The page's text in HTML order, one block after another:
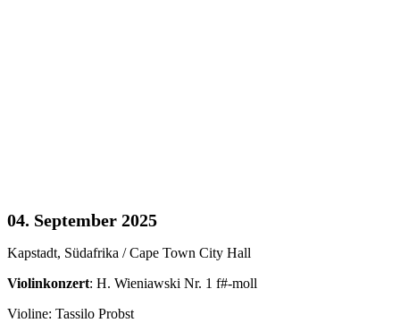
04. September 2025
Kapstadt, Südafrika / Cape Town City Hall
Violinkonzert: H. Wieniawski Nr. 1 f#-moll
Violine: Tassilo Probst